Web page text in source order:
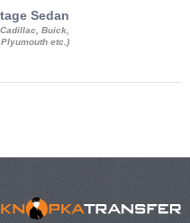
Sedan
Buick,
Plyumouth etc.)